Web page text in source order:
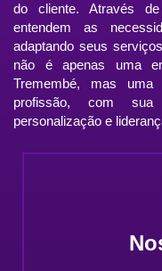
do cliente. Através de
entendem as
adaptando seus
não é apenas uma
Tremembé, mas
profissão, com
personalização e